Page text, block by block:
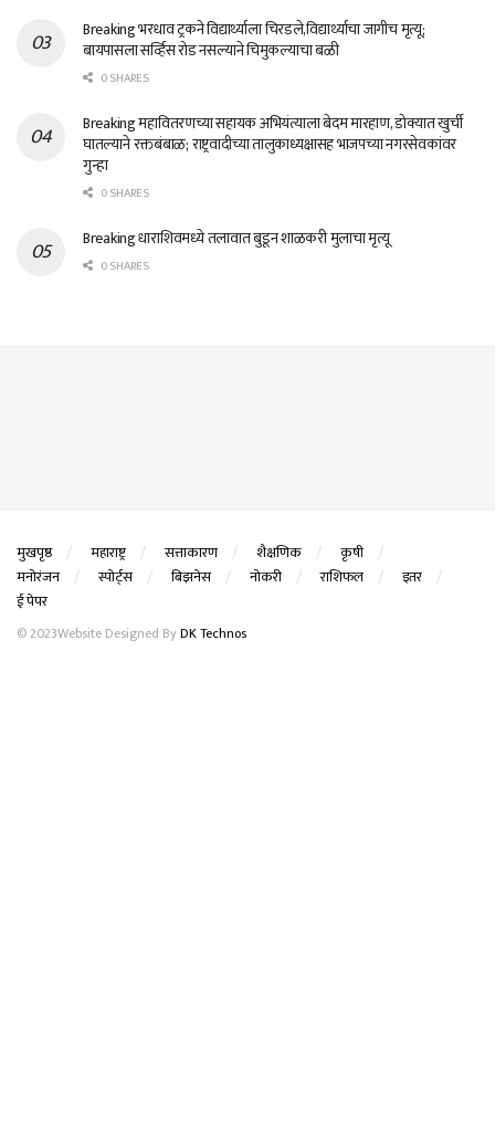
Breaking भरधाव ट्रकने विद्यार्थ्याला चिरडले,विद्यार्थ्याचा जागीच मृत्यू;
बायपासला सर्व्हिस रोड नसल्याने चिमुकल्याचा बळी
0 SHARES
Breaking महावितरणच्या सहायक अभियंत्याला बेदम मारहाण, डोक्यात खुर्ची
घातल्याने रक्तबंबाळ; राष्ट्रवादीच्या तालुकाध्यक्षासह भाजपच्या नगरसेवकांवर
गुन्हा
0 SHARES
Breaking धाराशिवमध्ये तलावात बुडून शाळकरी मुलाचा मृत्यू
0 SHARES
मुखपृष्ठ महाराष्ट्र सत्ताकारण शैक्षणिक
कृषी
मनोरंजन
स्पोर्ट्स बिझनेस नोकरी राशिफल
इतर
ई पेपर
© 2023Website Designed ByDK Technos